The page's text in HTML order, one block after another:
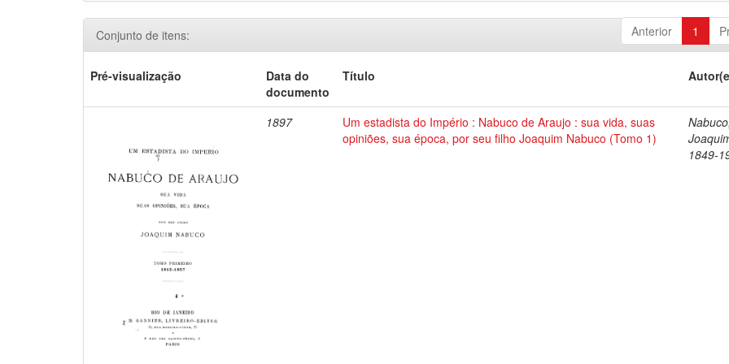
Anterior 1
Conjunto de itens:
Pré-visualização
Data do
documento
Título
1897
Um estadista do Império : Nabuco de Araujo : sua vida, suas
opiniões, sua época, por seu filho Joaquim Nabuco (Tomo 1)
Nabuco,
1849-